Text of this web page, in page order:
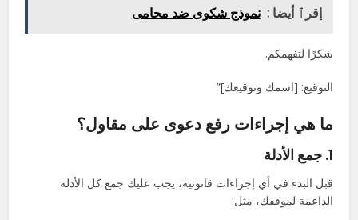
إقرٱ أيضا : نموذج شكوى ضد محامى
شكرًا لتفهمكم.
التوقيع: [اسمك وتوقيعك]”
ما هي إجراءات رفع دعوى على مقاول؟
1. جمع الأدلة
قبل البدء في أي إجراءات قانونية، يجب عليك جمع كل الأدلة
الداعمة لموقفك، مثل: